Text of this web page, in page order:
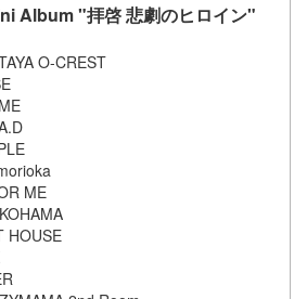
Album "拝啓 悲劇のヒロイン"
O-CREST
ME
HOUSE